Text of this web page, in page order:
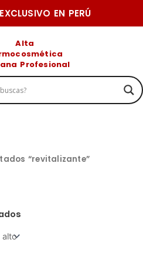
EN PERÚ
Alta
Profesional
c
i
c
i
“revitalizante”
Ordenado
por
precio:
bajo
a